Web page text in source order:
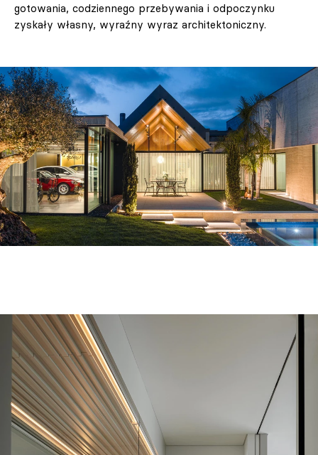
gotowania, codziennego przebywania i odpoczynku
zyskały własny, wyraźny wyraz architektoniczny.